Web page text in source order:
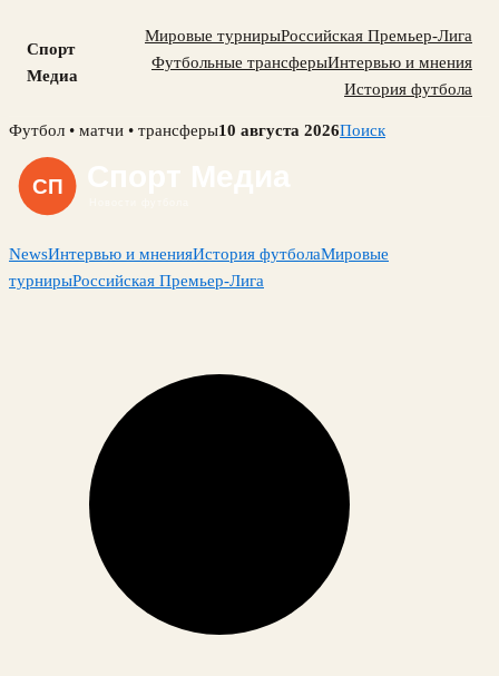
Спорт
Медиа
Мировые турнирыРоссийская Премьер-Лига
Футбольные трансферыИнтервью и мнения
История футбола
Skip
content
Футбол • матчи • трансферы10 августа 2026Поиск
NewsИнтервью и мненияИстория футболаМировые
турнирыРоссийская Премьер-Лига